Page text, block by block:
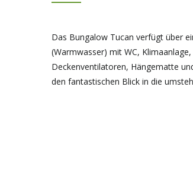
Das Bungalow Tucan verfügt über
(Warmwasser) mit WC,
Deckenventilatoren, Hängematte
den fantastischen Blick in die